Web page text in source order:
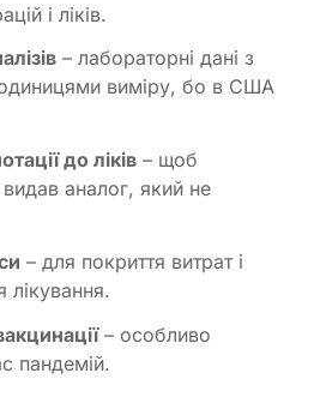
і ліків.
– лабораторні дані з
виміру, бо в США
до ліків – щоб
аналог, який не
– для покриття витрат і
лікування.
– особливо
пандемій.